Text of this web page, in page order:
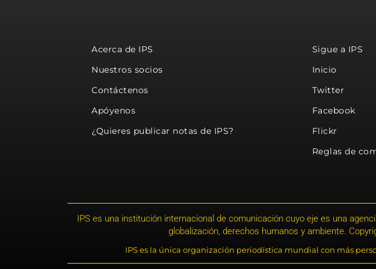
Acerca de IPS
Nuestros socios
Contáctenos
Apóyenos
¿Quieres publicar notas de IPS?
Sigue a IPS
Inicio
Twitter
Facebook
Flickr
Reglas de
IPS es una institución internacional de comunicación cuyo eje es una
globalización, derechos humanos y ambiente.
IPS es la única organización periodística mundial con más